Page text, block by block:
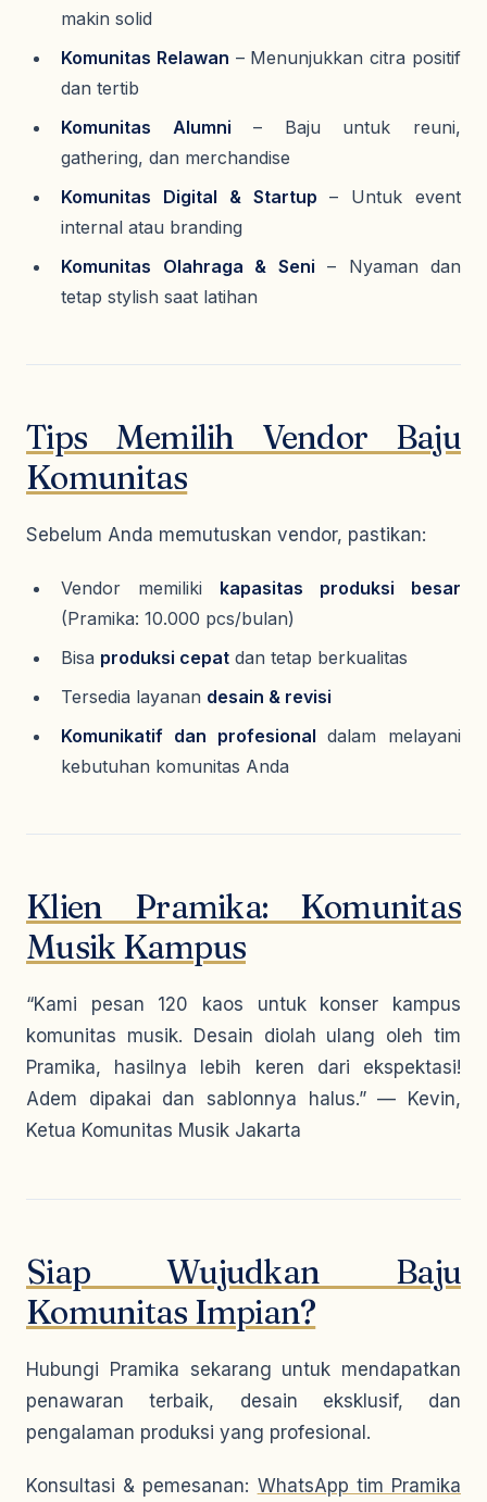
makin solid
Komunitas Relawan – Menunjukkan citra positif
dan tertib
Komunitas Alumni – Baju untuk reuni,
gathering, dan merchandise
Komunitas Digital & Startup – Untuk event
internal atau branding
Komunitas Olahraga & Seni – Nyaman dan
tetap stylish saat latihan
Tips Memilih Vendor Baju
Komunitas
Sebelum Anda memutuskan vendor, pastikan:
Vendor memiliki kapasitas produksi besar
(Pramika: 10.000 pcs/bulan)
Bisa produksi cepat dan tetap berkualitas
Tersedia layanan desain & revisi
Komunikatif dan profesional dalam melayani
kebutuhan komunitas Anda
Klien Pramika: Komunitas
Musik Kampus
“Kami pesan 120 kaos untuk konser kampus
komunitas musik. Desain diolah ulang oleh tim
Pramika, hasilnya lebih keren dari ekspektasi!
Adem dipakai dan sablonnya halus.”— Kevin,
Ketua Komunitas Musik Jakarta
Siap Wujudkan Baju
Komunitas Impian?
Hubungi Pramika sekarang untuk mendapatkan
penawaran terbaik, desain eksklusif, dan
pengalaman produksi yang profesional.
Konsultasi & pemesanan: WhatsApp tim Pramika